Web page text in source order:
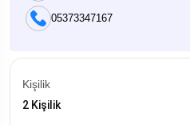
05373347167
Kişilik
2 Kişilik